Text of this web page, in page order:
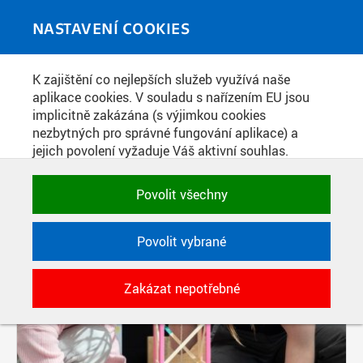
NASTAVENÍ COOKIES
K zajištění co nejlepších služeb využívá naše
aplikace cookies. V souladu s nařízením EU jsou
implicitně zakázána (s výjimkou cookies
nezbytných pro správné fungování aplikace) a
jejich povolení vyžaduje Váš aktivní souhlas.
zakázat, případně vybrat a povolit cookies podle
kategorie. Svoje rozhodnutí můžete samozřejmě
kdykoli změnit.
POTŘEBNÉ
Technické cookies využívané aplikacemi
ČVUT pro uchování jejich nastavení,
vlastností a identifikátorů relace. Jsou
nezbytné pro správné fungování a jsou
Povolit všechny
Povolit vybrané
Zakázat nepotřebné
MEDIATÉKA
PŘÍSPĚVKY PODLE FILTRU
Aktivní filtry: ŠTÍTEK: HALA ROKU AKADEMIK